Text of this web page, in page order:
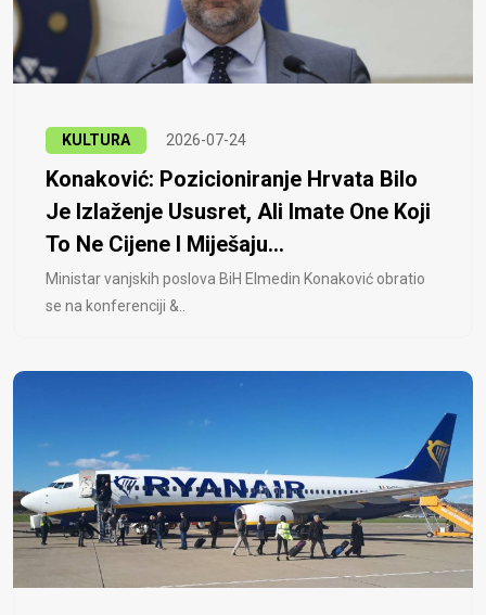
KULTURA 2026-07-24
Konaković: Pozicioniranje Hrvata Bilo
Je Izlaženje Ususret, Ali Imate One Koji
To Ne Cijene I Miješaju...
Ministar vanjskih poslova BiH Elmedin Konaković obratio
se na konferenciji &..